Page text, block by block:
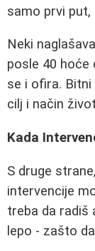
samo prvi put,
Neki
posle 40 hoće
se i ofira.
cilj i način
Kada
S druge
intervencije
treba da radiš
lepo - zašto